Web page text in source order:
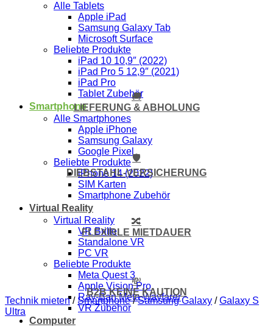
Alle Tablets
Apple iPad
Samsung Galaxy Tab
Microsoft Surface
Beliebte Produkte
iPad 10 10,9″ (2022)
iPad Pro 5 12,9″ (2021)
iPad Pro
Tablet Zubehör
Smartphone
Alle Smartphones
Apple iPhone
Samsung Galaxy
Google Pixel
Beliebte Produkte
iPhone 14 (2022)
SIM Karten
Smartphone Zubehör
Virtual Reality
Virtual Reality
VR Brille
Standalone VR
PC VR
Beliebte Produkte
Meta Quest 3
Apple Vision Pro
Ray-Ban Meta Wayfarer
VR Zubehör
Computer
🚚
LIEFERUNG & ABHOLUNG
🛡️
DIEBSTAHL-VERSICHERUNG
🔀
FLEXIBLE MIETDAUER
💸
B2B KEINE KAUTION
Technik mieten / Smartphone / Samsung Galaxy / Galaxy S
Ultra